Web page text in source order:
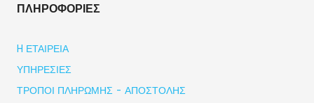
ΠΛΗΡΟΦΟΡΊΕΣ
H ΕΤΑΙΡΕΊΑ
ΥΠΗΡΕΣΊΕΣ
ΤΡΌΠΟΙ ΠΛΗΡΩΜΉΣ - ΑΠΟΣΤΟΛΉΣ